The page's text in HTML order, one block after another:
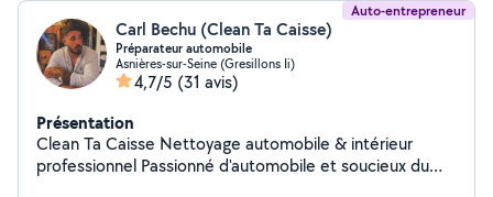
Auto-entrepreneur
Carl Bechu (Clean Ta Caisse)
Préparateur automobile
Asnières-sur-Seine (Gresillons Ii)
4,7/5 (31 avis)
Présentation
Clean Ta Caisse Nettoyage automobile & intérieur
professionnel Passionné d'automobile et soucieux du